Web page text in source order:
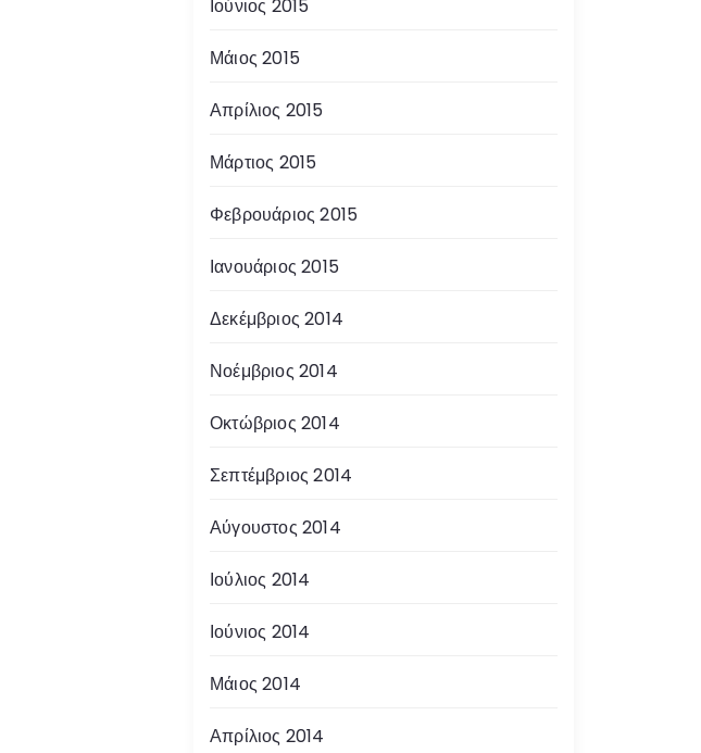
Ιούνιος 2015
Μάιος 2015
Απρίλιος 2015
Μάρτιος 2015
Φεβρουάριος 2015
Ιανουάριος 2015
Δεκέμβριος 2014
Νοέμβριος 2014
Οκτώβριος 2014
Σεπτέμβριος 2014
Αύγουστος 2014
Ιούλιος 2014
Ιούνιος 2014
Μάιος 2014
Απρίλιος 2014